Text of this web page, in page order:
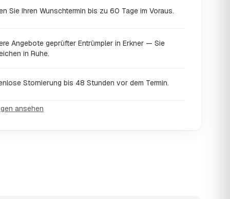
Sie Ihren Wunschtermin bis zu 60 Tage im Voraus.
Angebote geprüfter Entrümpler in Erkner — Sie
in Ruhe.
Stornierung bis 48 Stunden vor dem Termin.
ansehen